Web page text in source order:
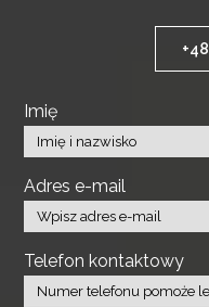
Imię
Adres e-mail
Telefon kontaktowy